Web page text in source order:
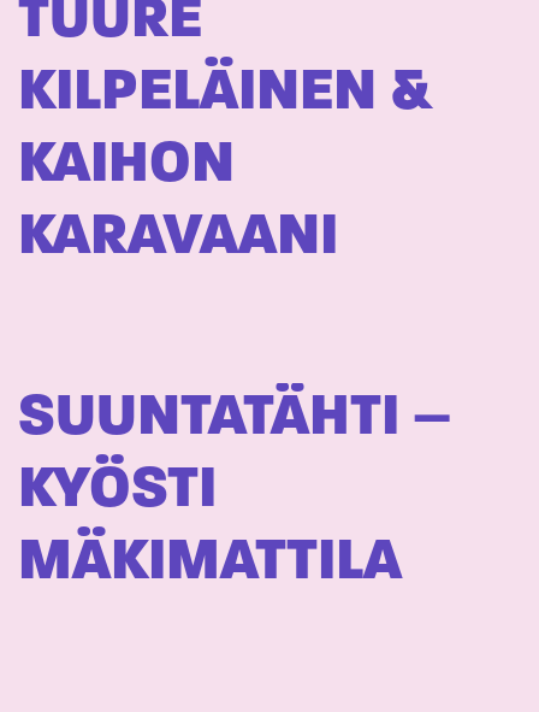
TUURE
KILPELÄINEN &
KAIHON
KARAVAANI
SUUNTATÄHTI –
KYÖSTI
MÄKIMATTILA